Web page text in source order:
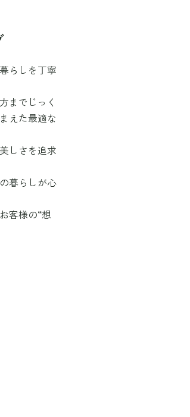
らしを丁寧
までじっく
えた最適な
しさを追求
暮らしが心
客様の“想